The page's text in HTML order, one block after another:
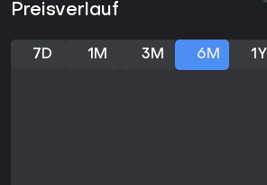
Preisverlauf
7D 1M 3M 6M 1Y